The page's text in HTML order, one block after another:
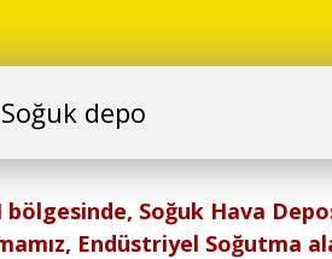
depo
bölgesinde, Soğuk Hava
Endüstriyel Soğutma